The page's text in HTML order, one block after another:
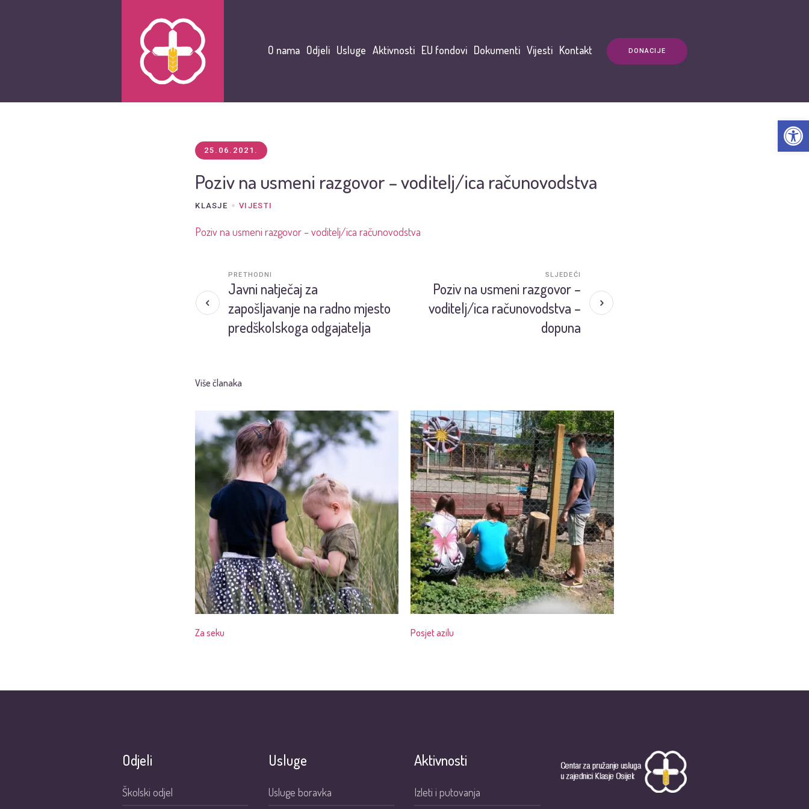
DONACIJE
O nama Odjeli Usluge Aktivnosti EU fondovi Dokumenti Vijesti Kontakt
25.06.2021.
Poziv na usmeni razgovor – voditelj/ica računovodstva
KLASJE VIJESTI
Poziv na usmeni razgovor – voditelj/ica računovodstva
Javni natječaj za
zapošljavanje na radno mjesto
predškolskoga odgajatelja
PRETHODNI
Poziv na usmeni razgovor –
voditelj/ica računovodstva –
dopuna
SLJEDEĆI
Više članaka
Za seku Posjet azilu
Odjeli
Školski odjel
Usluge
Usluge boravka
Aktivnosti
Izleti i putovanja